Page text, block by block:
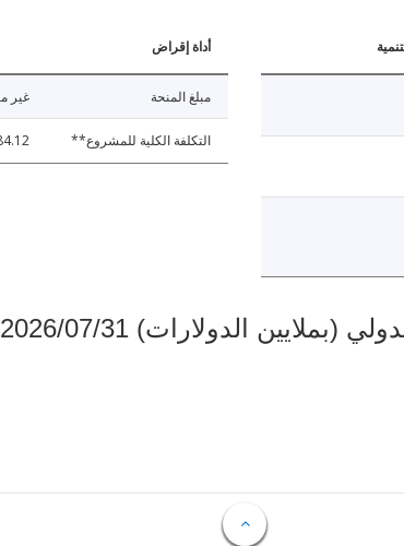
أداة إقراض
مبلغ المنحة غير
التكلفة الكلية للمشروع**
الدولارات) 2026/07/31